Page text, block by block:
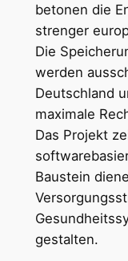
betonen die
strenger
Die
werden
Deutschland
maximale
Das Projekt
Baustein
gestalten.